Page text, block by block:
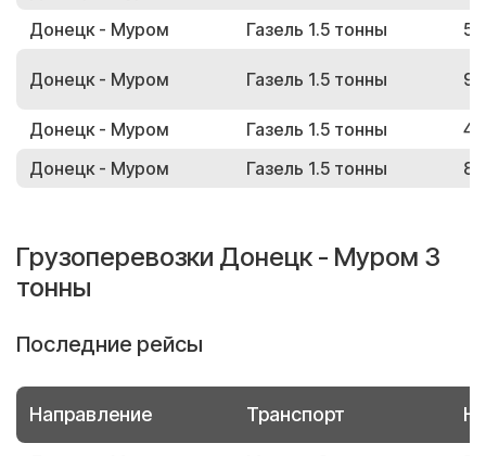
Донецк - Муром
Газель 1.5 тонны
Донецк - Муром Газель 1.5 тонны
Донецк - Муром Газель 1.5 тонны
Донецк - Муром
Газель 1.5 тонны
Грузоперевозки Донецк - Муром 3
тонны
Последние рейсы
Направление Транспорт